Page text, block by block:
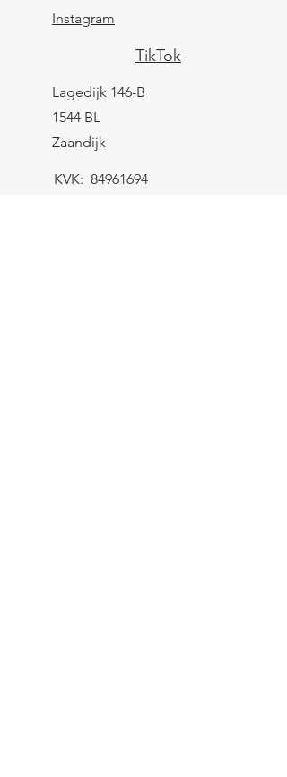
Instagram
TikTok
Lagedijk 146-B
1544 BL
Zaandijk
KVK: 84961694